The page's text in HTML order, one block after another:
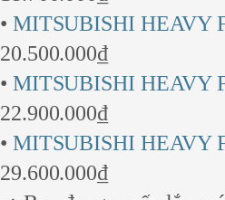
• MITSUBISHI HEAVY
20.500.000₫
• MITSUBISHI HEAVY
22.900.000₫
• MITSUBISHI HEAVY
29.600.000₫